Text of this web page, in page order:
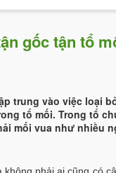
gốc tận tổ
trung vào việc loại
tổ mối. Trong tổ
mối vua như nhiều